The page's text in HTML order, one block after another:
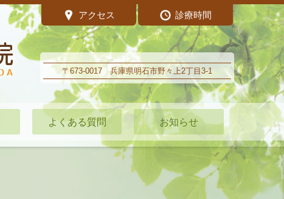
アクセス 診療時間
〒673-0017 兵庫県明石市野々上2丁目3-1
よくある質問 お知らせ